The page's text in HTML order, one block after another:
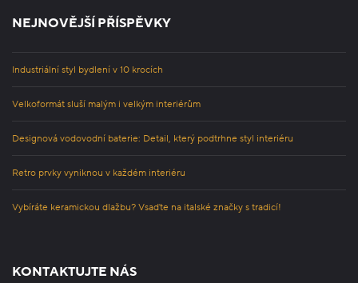
NEJNOVĚJŠÍ PŘÍSPĚVKY
Industriální styl bydlení v 10 krocích
Velkoformát sluší malým i velkým interiérům
Designová vodovodní baterie: Detail, který podtrhne styl interiéru
Retro prvky vyniknou v každém interiéru
Vybíráte keramickou dlažbu? Vsaďte na italské značky s tradicí!
KONTAKTUJTE NÁS